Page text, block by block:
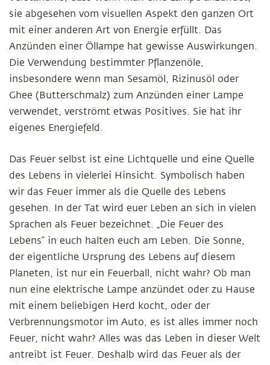
sie abgesehen vom visuellen Aspekt den ganzen Ort
mit einer anderen Art von Energie erfüllt. Das
Anzünden einer Öllampe hat gewisse Auswirkungen.
Die Verwendung bestimmter Pflanzenöle,
insbesondere wenn man Sesamöl, Rizinusöl oder
Ghee (Butterschmalz) zum Anzünden einer Lampe
verwendet, verströmt etwas Positives. Sie hat ihr
eigenes Energiefeld.
Das Feuer selbst ist eine Lichtquelle und eine Quelle
des Lebens in vielerlei Hinsicht. Symbolisch haben
wir das Feuer immer als die Quelle des Lebens
gesehen. In der Tat wird euer Leben an sich in vielen
Sprachen als Feuer bezeichnet. „Die Feuer des
Lebens“ in euch halten euch am Leben. Die Sonne,
der eigentliche Ursprung des Lebens auf diesem
Planeten, ist nur ein Feuerball, nicht wahr? Ob man
nun eine elektrische Lampe anzündet oder zu Hause
mit einem beliebigen Herd kocht, oder der
Verbrennungsmotor im Auto, es ist alles immer noch
Feuer, nicht wahr? Alles was das Leben in dieser Welt
antreibt ist Feuer. Deshalb wird das Feuer als der